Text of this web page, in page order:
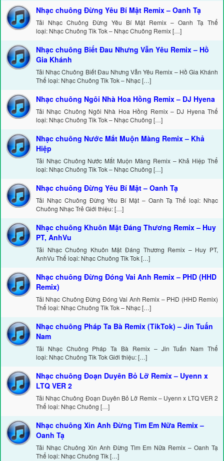
Nhạc chuông Đừng Yêu Bí Mật Remix – Oanh Tạ
Tải Nhạc Chuông Đừng Yêu Bí Mật Remix – Oanh Tạ Thể
loại: Nhạc Chuông Tik Tok – Nhạc Chuông Remix […]
Nhạc chuông Biết Đau Nhưng Vẫn Yêu Remix – Hồ
Gia Khánh
Tải Nhạc Chuông Biết Đau Nhưng Vẫn Yêu Remix – Hồ Gia Khánh
Thể loại: Nhạc Chuông Tik Tok – Nhạc […]
Nhạc chuông Ngôi Nhà Hoa Hồng Remix – DJ Hyena
Tải Nhạc Chuông Ngôi Nhà Hoa Hồng Remix – DJ Hyena Thể
loại: Nhạc Chuông Tik Tok – Nhạc Chuông […]
Nhạc chuông Nước Mắt Muộn Màng Remix – Khả
Hiệp
Tải Nhạc Chuông Nước Mắt Muộn Màng Remix – Khả Hiệp Thể
loại: Nhạc Chuông Tik Tok – Nhạc Chuông […]
Nhạc chuông Đừng Yêu Bí Mật – Oanh Tạ
Tải Nhạc Chuông Đừng Yêu Bí Mật – Oanh Tạ Thể loại: Nhạc
Chuông Nhạc Trẻ Giới thiệu: […]
Nhạc chuông Khuôn Mặt Đáng Thương Remix – Huy
PT, AnhVu
Tải Nhạc Chuông Khuôn Mặt Đáng Thương Remix – Huy PT,
AnhVu Thể loại: Nhạc Chuông Tik Tok […]
Nhạc chuông Đừng Đóng Vai Anh Remix – PHD (HHD
Remix)
Tải Nhạc Chuông Đừng Đóng Vai Anh Remix – PHD (HHD Remix)
Thể loại: Nhạc Chuông Tik Tok – Nhạc […]
Nhạc chuông Pháp Ta Bà Remix (TikTok) – Jin Tuấn
Nam
Tải Nhạc Chuông Pháp Ta Bà Remix – Jin Tuấn Nam Thể
loại: Nhạc Chuông Tik Tok Giới thiệu: […]
Nhạc chuông Đoạn Duyên Bỏ Lỡ Remix – Uyenn x
LTQ VER 2
Tải Nhạc Chuông Đoạn Duyên Bỏ Lỡ Remix – Uyenn x LTQ VER 2
Thể loại: Nhạc Chuông […]
Nhạc chuông Xin Anh Đừng Tìm Em Nữa Remix –
Oanh Tạ
Tải Nhạc Chuông Xin Anh Đừng Tìm Em Nữa Remix – Oanh Tạ
Thể loại: Nhạc Chuông Tik […]